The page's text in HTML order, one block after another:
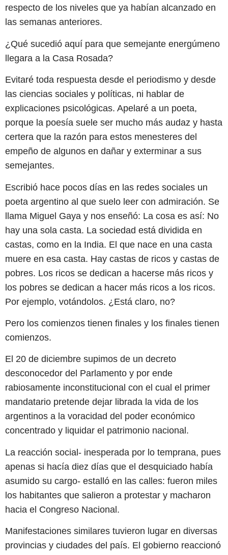
respecto de los niveles que ya habían alcanzado en
las semanas anteriores.
¿Qué sucedió aquí para que semejante energúmeno
llegara a la Casa Rosada?
Evitaré toda respuesta desde el periodismo y desde
las ciencias sociales y políticas, ni hablar de
explicaciones psicológicas. Apelaré a un poeta,
porque la poesía suele ser mucho más audaz y hasta
certera que la razón para estos menesteres del
empeño de algunos en dañar y exterminar a sus
semejantes.
Escribió hace pocos días en las redes sociales un
poeta argentino al que suelo leer con admiración. Se
llama Miguel Gaya y nos enseñó: La cosa es así: No
hay una sola casta. La sociedad está dividida en
castas, como en la India. El que nace en una casta
muere en esa casta. Hay castas de ricos y castas de
pobres. Los ricos se dedican a hacerse más ricos y
los pobres se dedican a hacer más ricos a los ricos.
Por ejemplo, votándolos. ¿Está claro, no?
Pero los comienzos tienen finales y los finales tienen
comienzos.
El 20 de diciembre supimos de un decreto
desconocedor del Parlamento y por ende
rabiosamente inconstitucional con el cual el primer
mandatario pretende dejar librada la vida de los
argentinos a la voracidad del poder económico
concentrado y liquidar el patrimonio nacional.
La reacción social- inesperada por lo temprana, pues
apenas si hacía diez días que el desquiciado había
asumido su cargo- estalló en las calles: fueron miles
los habitantes que salieron a protestar y macharon
hacia el Congreso Nacional.
Manifestaciones similares tuvieron lugar en diversas
provincias y ciudades del país. El gobierno reaccionó